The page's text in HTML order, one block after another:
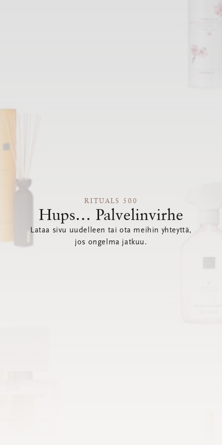
RITUALS 500
Hups… Palvelinvirhe
Lataa sivu uudelleen tai ota meihin yhteyttä,
jos ongelma jatkuu.